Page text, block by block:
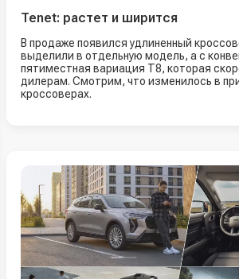
Tenet: растет и ширится
В продаже появился удлиненный
выделили в отдельную модель, а с
пятиместная вариация T8, которая
дилерам. Смотрим, что изменилось в
кроссоверах.